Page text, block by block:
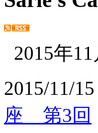
2015年11
2015/11/15
座 第3回